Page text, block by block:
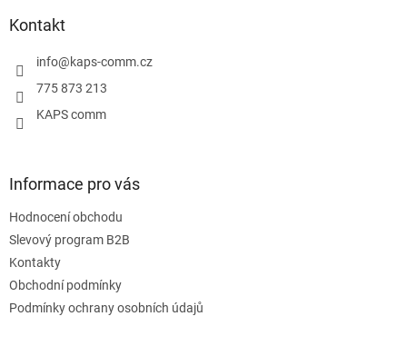
Kontakt
info@kaps-comm.cz
775 873 213
KAPS comm
Informace pro vás
Hodnocení obchodu
Slevový program B2B
Kontakty
Obchodní podmínky
Podmínky ochrany osobních údajů